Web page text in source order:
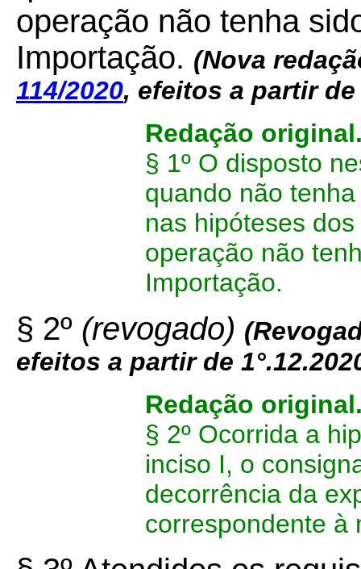
operação não tenha
Importação. (Nova
114/2020, efeitos a partir de
Redação
§ 1º O disposto
quando não
nas hipóteses
operação não
Importação.
§ 2º (revogado) (
efeitos a partir de
Redação
§ 2º Ocorrida a
inciso I, o
decorrência da
correspondente à